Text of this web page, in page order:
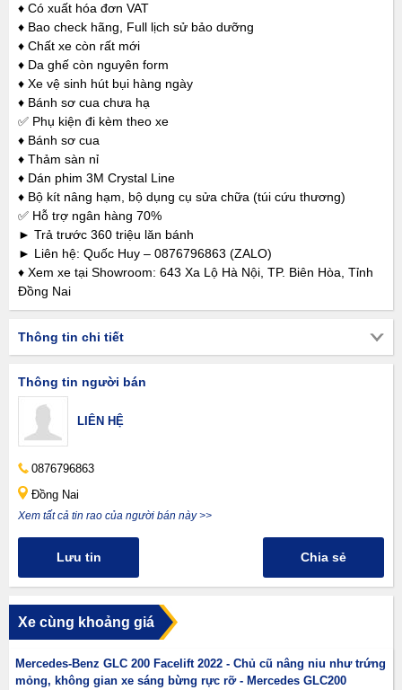
♦ Có xuất hóa đơn VAT
♦ Bao check hãng, Full lịch sử bảo dưỡng
♦ Chất xe còn rất mới
♦ Da ghế còn nguyên form
♦ Xe vệ sinh hút bụi hàng ngày
♦ Bánh sơ cua chưa hạ
✅ Phụ kiện đi kèm theo xe
♦ Bánh sơ cua
♦ Thảm sàn nỉ
♦ Dán phim 3M Crystal Line
♦ Bộ kít nâng hạm, bộ dụng cụ sửa chữa (túi cứu thương)
✅ Hỗ trợ ngân hàng 70%
► Trả trước 360 triệu lăn bánh
► Liên hệ: Quốc Huy – 0876796863 (ZALO)
♦ Xem xe tại Showroom: 643 Xa Lộ Hà Nội, TP. Biên Hòa, Tỉnh
Đồng Nai
Thông tin chi tiết
Thông tin người bán
LIÊN HỆ
0876796863
Đồng Nai
Xem tất cả tin rao của người bán này >>
Lưu tin Chia sẻ
Xe cùng khoảng giá
Mercedes-Benz GLC 200 Facelift 2022 - Chủ cũ nâng niu như trứng
mỏng, không gian xe sáng bừng rực rỡ - Mercedes GLC200